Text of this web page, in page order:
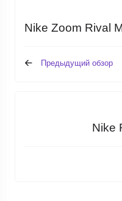
Nike Zoom Rival
Предыдущий обзор
Nike